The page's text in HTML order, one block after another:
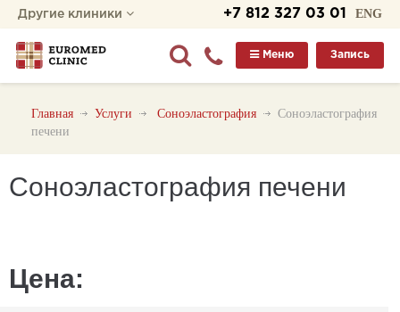
ENG
+7 812 327 03 01
Другие клиники
Запись
Меню
Главная Услуги Соноэластография
Соноэластография
печени
Соноэластография печени
Цена: